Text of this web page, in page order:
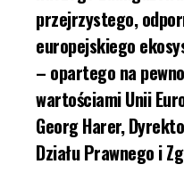
przejrzystego,
europejskiego
– opartego na
wartościami Unii
Georg Harer,
Działu Prawnego i